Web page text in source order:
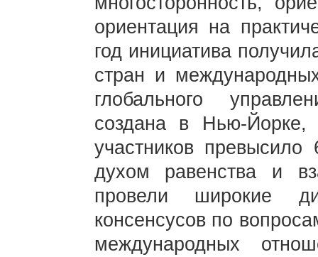
ориентация на
год инициатива
стран и
глобального
создана в Нью-
участников превысило
духом равенства и
провели широкие
консенсусов по
международных